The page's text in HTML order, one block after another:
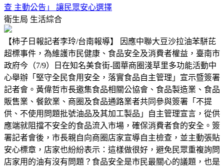
查 主動公告」 讓民眾安心選擇
衛生局 生活綜合
【柿子日報記者李玲/台南報導】 因應中聯大豆沙拉油苯駢芘
超標事件，為維護市民健康、食品安全及消費者權益，臺南市
政府今（7/9）日在知名美食街-國華商圈淺草里多功能活動中
心舉辦「堅守全民食用安全，落實食品自主管理」宣示暨簽署
記者會。黃偉哲市長邀集食品相關公協會、食品製造業、食品
販售業、餐飲業、商圈及食品通路業者共同參與簽署「不提
供、不使用問題批號油品及其加工製品」自主管理宣言，從供
應端就阻擋不安全的食品流入市場，確保消費者食的安全。簽
署記者會後，市長親自向商圈店家宣導自主檢查，並主動張貼
安心標章，店家也紛紛表示：這樣做很好，避免民眾重複詢問
店家用的油有沒有問題？食品安全是市民最關心的議題，也是